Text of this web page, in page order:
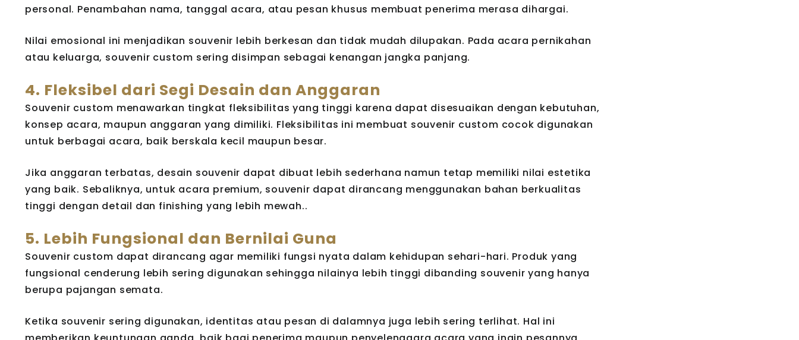
personal. Penambahan nama, tanggal acara, atau pesan khusus membuat penerima merasa dihargai.
Nilai emosional ini menjadikan souvenir lebih berkesan dan tidak mudah dilupakan. Pada acara pernikahan
atau keluarga, souvenir custom sering disimpan sebagai kenangan jangka panjang.
4. Fleksibel dari Segi Desain dan Anggaran
Souvenir custom menawarkan tingkat fleksibilitas yang tinggi karena dapat disesuaikan dengan kebutuhan,
konsep acara, maupun anggaran yang dimiliki. Fleksibilitas ini membuat souvenir custom cocok digunakan
untuk berbagai acara, baik berskala kecil maupun besar.
Jika anggaran terbatas, desain souvenir dapat dibuat lebih sederhana namun tetap memiliki nilai estetika
yang baik. Sebaliknya, untuk acara premium, souvenir dapat dirancang menggunakan bahan berkualitas
tinggi dengan detail dan finishing yang lebih mewah..
5. Lebih Fungsional dan Bernilai Guna
Souvenir custom dapat dirancang agar memiliki fungsi nyata dalam kehidupan sehari-hari. Produk yang
fungsional cenderung lebih sering digunakan sehingga nilainya lebih tinggi dibanding souvenir yang hanya
berupa pajangan semata.
Ketika souvenir sering digunakan, identitas atau pesan di dalamnya juga lebih sering terlihat. Hal ini